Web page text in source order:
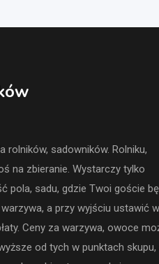
rolników, sadowników. Rolniku,
na zbieranie. Wystarczy tylko
pola, sadu, gdzie Twoi goście
a przy wyjściu ustawić
Ceny za warzywa, owoce
od tych w punktach skupu,